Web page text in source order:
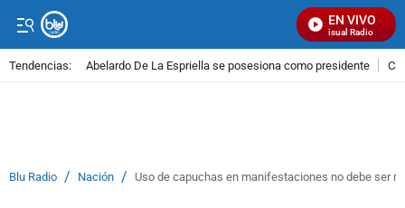
EN VIVO
Señal Visual Radio
Tendencias: Abelardo De La Espriella se posesiona como presidente
Blu Radio / Nación / Uso de capuchas en manifestaciones no debe ser